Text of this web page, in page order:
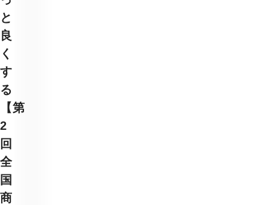
と
良
く
す
る
【第
2
回
全
国
商